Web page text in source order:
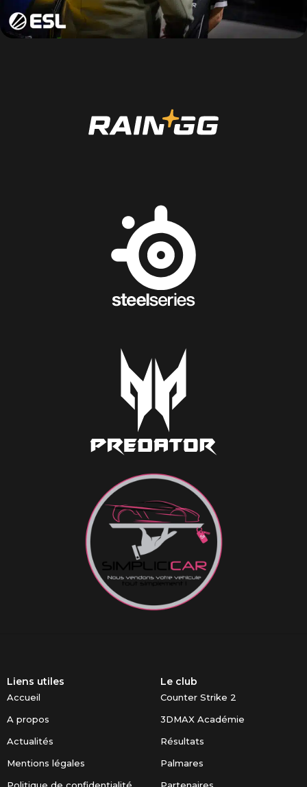
Liens utiles
Accueil
A propos
Actualités
Mentions légales
Politique de confidentialité
Le club
Counter Strike 2
3DMAX Académie
Résultats
Palmares
Partenaires